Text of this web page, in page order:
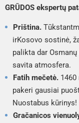
GRŪDOS ekspertų
Priština.
irKosovo sostinė,
palikta dar
savita atmosfera.
Fatih mečetė.
pakeri gausiai
Nuostabus kūrinys!
Gračanicos